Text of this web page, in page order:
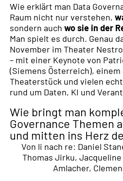
Wie erklärt man Data
Raum nicht nur verstehen,
sondern auch wo sie in der
Man spielt es durch. Genau
November im Theater
– mit einer Keynote von
(Siemens Österreich),
Theaterstück und vielen
rund um Daten, KI und
Wie bringt man
Governance Themen
und mitten ins Herz
Von li nach re: Daniel
Thomas Jirku,
Amlacher,